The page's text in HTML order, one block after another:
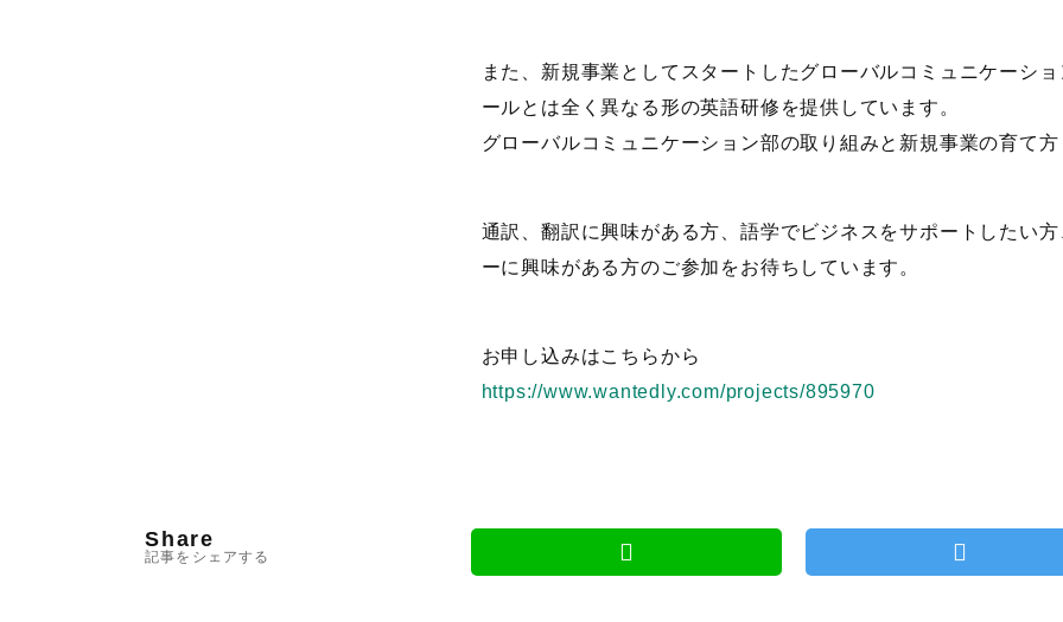
また、新規事業としてスタートしたグローバルコミュニケーシ
ールとは全く異なる形の英語研修を提供しています。
グローバルコミュニケーション部の取り組みと新規事業の育て方
通訳、翻訳に興味がある方、語学でビジネスをサポートしたい
ーに興味がある方のご参加をお待ちしています。
お申し込みはこちらから
https://www.wantedly.com/projects/895970
Share
記事をシェアする